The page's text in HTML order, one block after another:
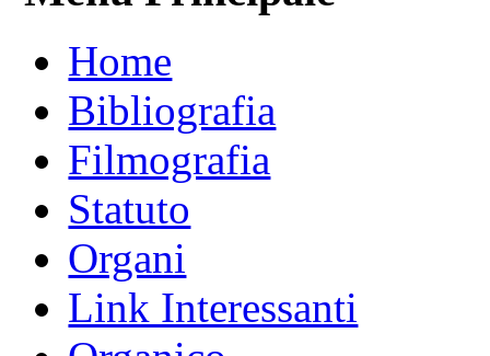
Home
Bibliografia
Filmografia
Statuto
Organi
Link Interessanti